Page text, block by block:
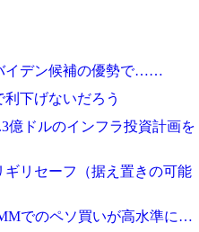
イデン候補の優勢で……
下げないだろう
億ドルのインフラ投資計画を
ギリセーフ（据え置きの可能
でのペソ買いが高水準に…